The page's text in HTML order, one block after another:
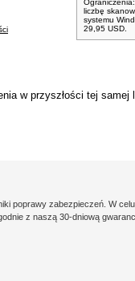
liczbę
systemu
29,95 USD.
w przyszłości tej
zabezpieczeń. W celu
z naszą 30-dniową